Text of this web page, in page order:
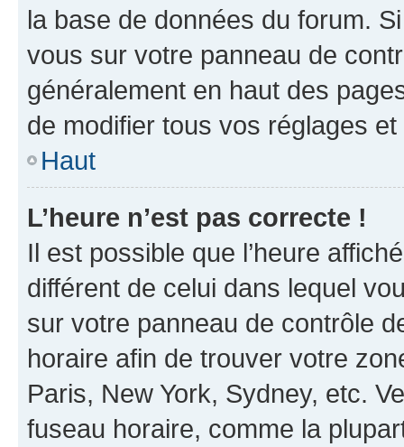
la base de données du forum.
vous sur votre panneau de
généralement en haut des
de modifier tous vos réglages
Haut
L’heure n’est pas correcte !
Il est possible que l’heure
différent de celui dans lequel
sur votre panneau de contrôle
horaire afin de trouver votre
Paris, New York, Sydney, etc.
fuseau horaire, comme la